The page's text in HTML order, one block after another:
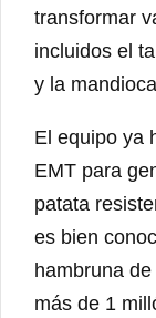
transformar
incluidos el
y la
El equipo ya
EMT para
patata
es bien
hambruna
más de 1